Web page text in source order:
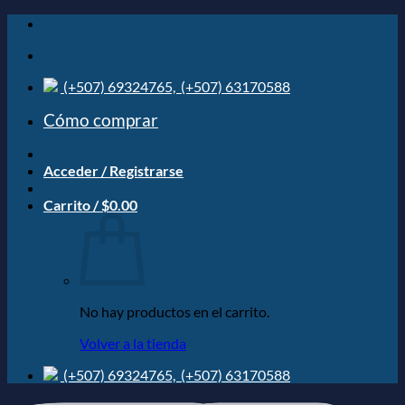
Saltar
contenido
(+507) 69324765, (+507) 63170588
Cómo comprar
Acceder / Registrarse
Carrito /$0.00
No hay productos en el carrito.
Volver a la tienda
(+507) 69324765, (+507) 63170588